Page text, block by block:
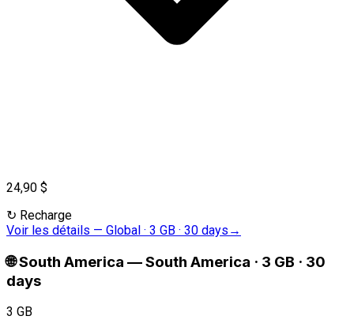
24,90 $
↻ Recharge
Voir les détails — Global · 3 GB · 30 days →
🌐South America —South America · 3 GB · 30
days
3 GB